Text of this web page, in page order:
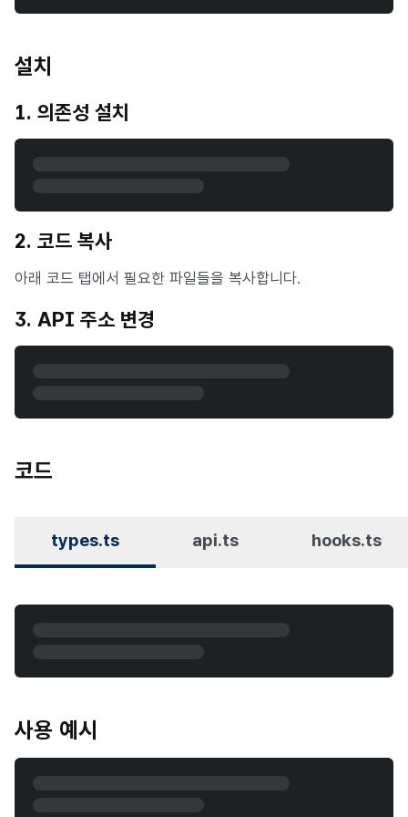
설치
1. 의존성 설치
2. 코드 복사
아래 코드 탭에서 필요한 파일들을 복사합니다.
3. API 주소 변경
코드
types.ts api.ts hooks.ts
사용 예시